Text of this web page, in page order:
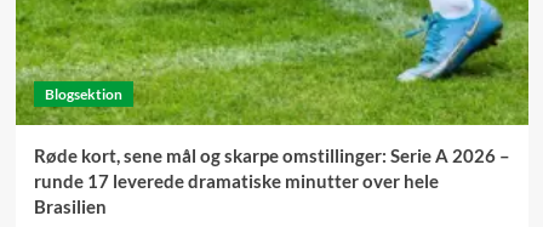
Blogsektion
Røde kort, sene mål og skarpe omstillinger: Serie A 2026 –
runde 17 leverede dramatiske minutter over hele
Brasilien